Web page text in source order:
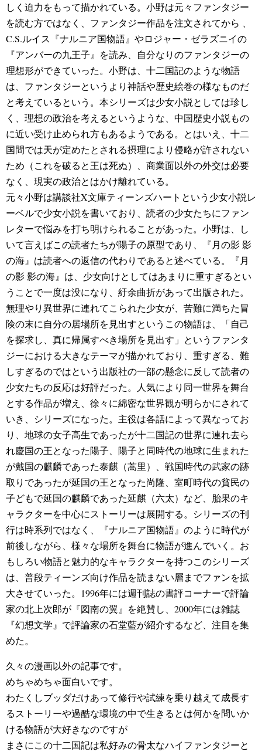
しく迫力をもって描かれている。小野は元々ファンタジー
を読む方ではなく、ファンタジー作品を注文されてから 、
C.S.ルイス『ナルニア国物語』やロジャー・ゼラズニイの
『アンバーの九王子』を読み、自分なりのファンタジーの
理想形ができていった。小野は、十二国記のような物語
は、ファンタジーというより神話や歴史絵巻の様なものだ
と考えているという。本シリーズは少女小説としては珍し
く、理想の政治を考えるというような、中国歴史小説もの
に近い受け止められ方もあるようである。とはいえ、十二
国間では天が定めたとされる摂理により侵略が許されない
ため（これを破ると王は死ぬ）、商業面以外の外交は必要
なく、現実の政治とはかけ離れている。
元々小野は講談社X文庫ティーンズハートという少女小説レ
ーベルで少女小説を書いており、読者の少女たちにファン
レターで悩みを打ち明けられることがあった。小野は、し
いて言えばこの読者たちが陽子の原型であり、『月の影 影
の海』は読者への返信の代わりであると述べている。『月
の影 影の海』は、少女向けとしてはあまりに重すぎるとい
うことで一度は没になり、紆余曲折があって出版された。
無理やり異世界に連れてこられた少女が、苦難に満ちた冒
険の末に自分の居場所を見出すというこの物語は、「自己
を探求し、真に帰属すべき場所を見出す」というファンタ
ジーにおける大きなテーマが描かれており、重すぎる、難
しすぎるのではという出版社の一部の懸念に反して読者の
少女たちの反応は好評だった。人気により同一世界を舞台
とする作品が増え、徐々に綿密な世界観が明らかにされて
いき、シリーズになった。主役は各話によって異なってお
り、地球の女子高生であったが十二国記の世界に連れ去ら
れ慶国の王となった陽子、陽子と同時代の地球に生まれた
が戴国の麒麟であった泰麒（蒿里）、戦国時代の武家の跡
取りであったが延国の王となった尚隆、室町時代の貧民の
子どもで延国の麒麟であった延麒（六太）など、胎果のキ
ャラクターを中心にストーリーは展開する。シリーズの刊
行は時系列ではなく、『ナルニア国物語』のように時代が
前後しながら、様々な場所を舞台に物語が進んでいく。お
もしろい物語と魅力的なキャラクターを持つこのシリーズ
は、普段ティーンズ向け作品を読まない層までファンを拡
大させていった。1996年には週刊誌の書評コーナーで評論
家の北上次郎が『図南の翼』を絶賛し、2000年には雑誌
『幻想文学』で評論家の石堂藍が紹介するなど、注目を集
めた。
久々の漫画以外の記事です。
めちゃめちゃ面白いです。
わたくしブッダだけあって修行や試練を乗り越えて成長す
るストーリーや過酷な環境の中で生きるとは何かを問いか
ける物語が大好きなのですが
まさにこの十二国記は私好みの骨太なハイファンタジーと